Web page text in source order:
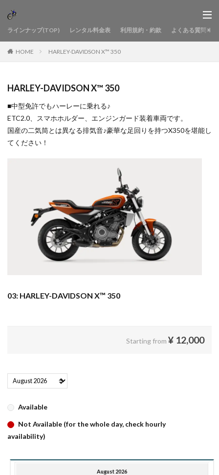
ラインナップ(TOP) レンタル料金表 利用規約・約款 よくある質問
HOME HARLEY-DAVIDSON X™ 350
HARLEY-DAVIDSON X™ 350
■中型免許でもハーレーに乗れる♪
ETC2.0、スマホホルダー、エンジンガード装着車両です。
国産の二気筒とは異なる排気音♪豪華な足回りを持つX350を堪能し
てください！
03: HARLEY-DAVIDSON X™ 350
Starting from ¥ 12,000
Available
Not Available (for the whole day, check hourly
availability)
August 2026